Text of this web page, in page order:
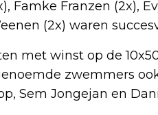
Famke Franzen (2x),
(2x) waren
met winst op de
zwemmers
Sem Jongejan en